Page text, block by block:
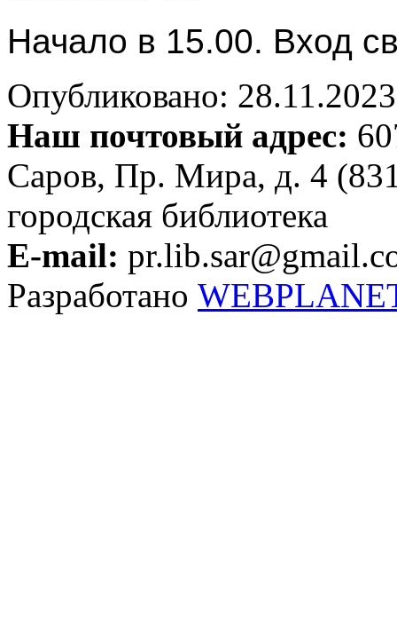
Начало в 15.00. Вход
Опубликовано:
Наш почтовый адрес:
Саров, Пр. Мира, д. 4
городская библиотека
E-mail:
Разработано